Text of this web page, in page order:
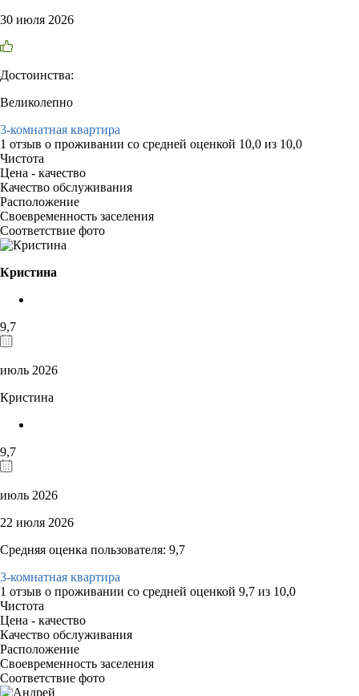
30 июля 2026
Достоинства:
Великолепно
3-комнатная квартира
1 отзыв о проживании со средней оценкой 10,0 из 10,0
Чистота
Цена - качество
Качество обслуживания
Расположение
Своевременность заселения
Соответствие фото
Кристина
9,7
июль 2026
Кристина
9,7
июль 2026
22 июля 2026
Средняя оценка пользователя: 9,7
3-комнатная квартира
1 отзыв о проживании со средней оценкой 9,7 из 10,0
Чистота
Цена - качество
Качество обслуживания
Расположение
Своевременность заселения
Соответствие фото